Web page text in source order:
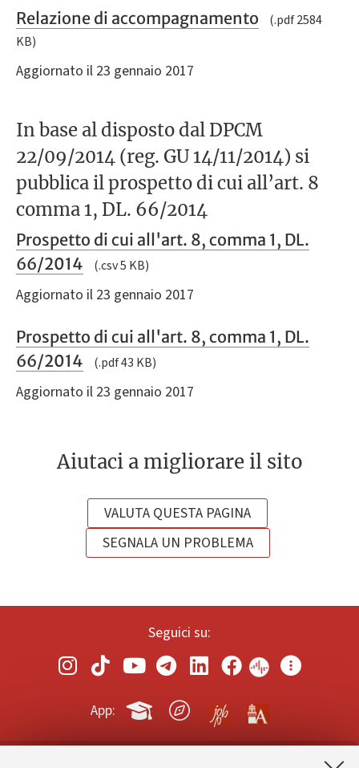
Relazione di accompagnamento
(.pdf 2584
KB)
Aggiornato il 23 gennaio 2017
In base al disposto dal DPCM
22/09/2014 (reg. GU 14/11/2014) si
pubblica il prospetto di cui all’art. 8
comma 1, DL. 66/2014
Prospetto di cui all'art. 8, comma 1, DL.
66/2014
(.csv 5 KB)
Aggiornato il 23 gennaio 2017
Prospetto di cui all'art. 8, comma 1, DL.
66/2014
(.pdf 43 KB)
Aggiornato il 23 gennaio 2017
Aiutaci a migliorare il sito
VALUTA QUESTA PAGINA
SEGNALA UN PROBLEMA
Seguici su:
App: